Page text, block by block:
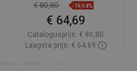
€ 80,80 -19,94%
€ 64,69
Catalogusprijs: € 80,80
Laagste prijs: € 64,69